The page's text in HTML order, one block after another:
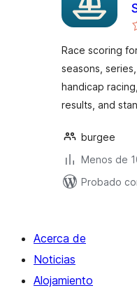
Race scoring
seasons,
handicap
results, and
burgee
Menos de
Probado
Acerca de
Noticias
Alojamiento